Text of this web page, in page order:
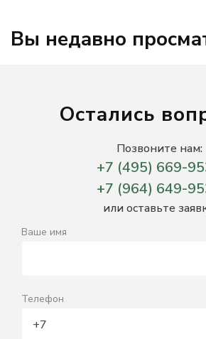
Вы недавно
Остались
Позвоните нам:
+7 (495) 669-
+7 (964) 649-
или оставьте
Ваше имя
Телефон